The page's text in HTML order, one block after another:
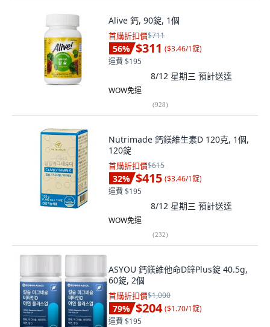
Alive 鈣, 90錠, 1個
首購折扣價$711
56% $311 ($3.46/1錠)
運費 $195
8/12 星期三 預計送達
WOW免運
(928)
Nutrimade 鈣鎂維生素D 120克, 1個,
120錠
首購折扣價$615
32% $415 ($3.46/1錠)
運費 $195
8/12 星期三 預計送達
WOW免運
(232)
ASYOU 鈣鎂維他命D鋅Plus錠 40.5g,
60錠, 2個
首購折扣價$1,000
79% $204 ($1.70/1錠)
運費 $195